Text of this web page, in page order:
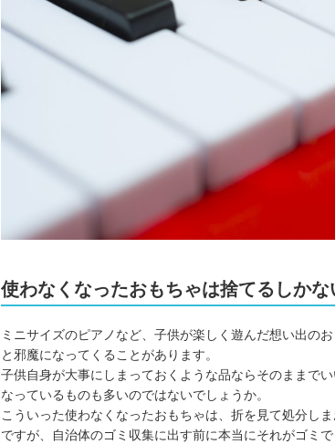
使わなくなったおもちゃは捨てるしかな
ミニサイズのピアノなど、子供が楽しく遊んだ想い出の
と邪魔になってくることがあります。
子供自身が大事にしまっておくような品ならそのままで
なっているものも多いのではないでしょうか。
こういった使わなくなったおもちゃは、折を見て処分し
ですが、自治体のゴミ収集に出す前に本当にそれがゴミ